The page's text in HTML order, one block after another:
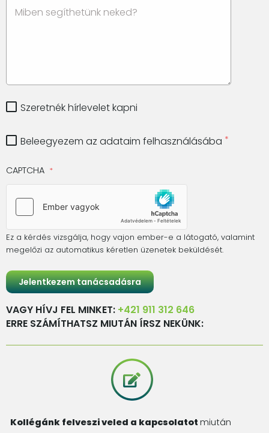
Szeretnék hírlevelet kapni
Beleegyezem az adataim felhasználásába
CAPTCHA
Ez a kérdés vizsgálja, hogy vajon ember-e a látogató, valamint
megelőzi az automatikus kéretlen üzenetek beküldését.
VAGY HÍVJ FEL MINKET: +421 911 312 646
ERRE SZÁMÍTHATSZ MIUTÁN ÍRSZ NEKÜNK:
Kollégánk felveszi veled a kapcsolatotmiután